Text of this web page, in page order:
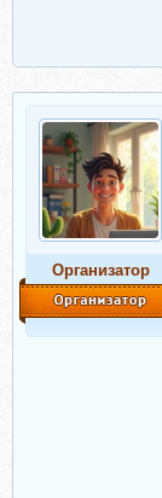
Организатор